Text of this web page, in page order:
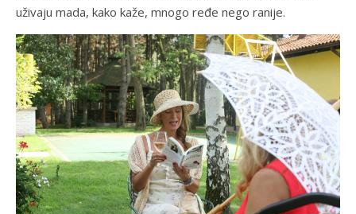
uživaju mada, kako kaže, mnogo ređe nego ranije.